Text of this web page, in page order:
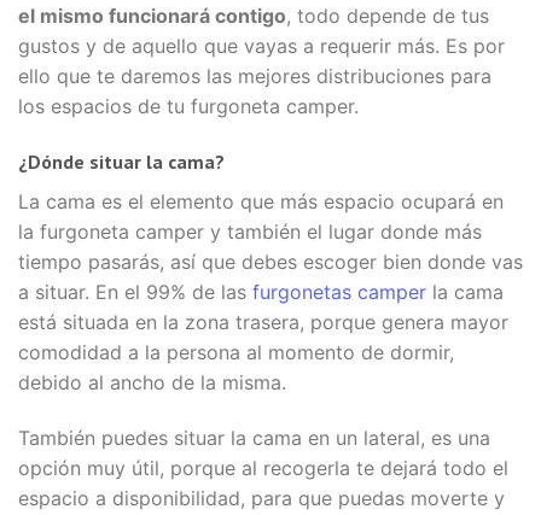
el mismo funcionará contigo, todo depende de tus
gustos y de aquello que vayas a requerir más. Es por
ello que te daremos las mejores distribuciones para
los espacios de tu furgoneta camper.
¿Dónde situar la cama?
La cama es el elemento que más espacio ocupará en
la furgoneta camper y también el lugar donde más
tiempo pasarás, así que debes escoger bien donde vas
a situar. En el 99% de las furgonetas camper la cama
está situada en la zona trasera, porque genera mayor
comodidad a la persona al momento de dormir,
debido al ancho de la misma.
También puedes situar la cama en un lateral, es una
opción muy útil, porque al recogerla te dejará todo el
espacio a disponibilidad, para que puedas moverte y